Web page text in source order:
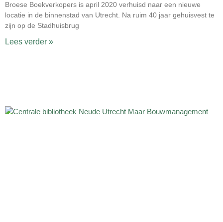
Broese Boekverkopers is april 2020 verhuisd naar een nieuwe
locatie in de binnenstad van Utrecht. Na ruim 40 jaar gehuisvest te
zijn op de Stadhuisbrug
Lees verder »